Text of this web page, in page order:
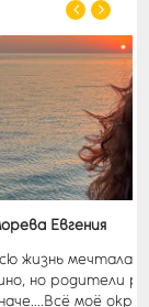
Евгения
жизнь мечтала
но родители
моё